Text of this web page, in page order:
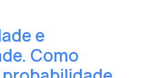
e
Como